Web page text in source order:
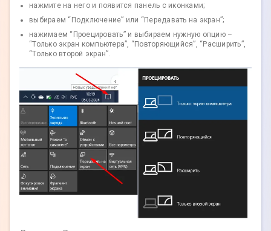
нажмите на него и появится панель с иконками;
выбираем “Подключение” или “Передавать на экран”;
нажимаем “Проецировать” и выбираем нужную опцию –
“Только экран компьютера”, “Повторяющийся”, “Расширить”,
“Только второй экран”.